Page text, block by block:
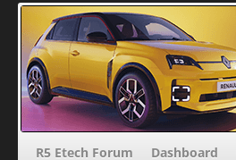
R5 Etech Forum Dashboard